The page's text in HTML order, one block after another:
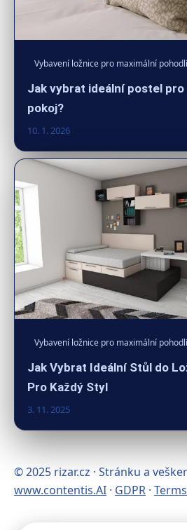
Vybavení ložnice pro maximální pohodlí
Jak vybrat ideální postel
pokoj?
10. 1. 2026
Vybavení ložnice pro maximální pohodlí
Jak Vybrat Ideální Stůl do
Pro Každý Styl
3. 11. 2025
© 2025 rizar.cz · Stránku a
www.contentis.AI · GDPR · Terms